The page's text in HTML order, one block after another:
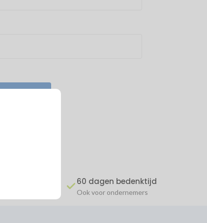
60 dagen bedenktijd
Ook voor ondernemers